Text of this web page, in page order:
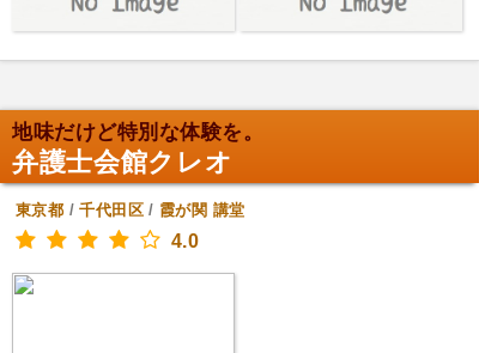
地味だけど特別な体験を。
弁護士会館クレオ
東京都 /千代田区/ 霞が関 講堂
4.0